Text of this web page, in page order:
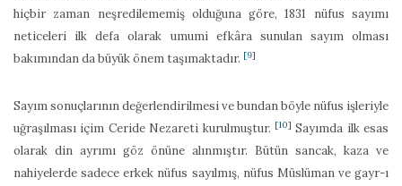
hiçbir zaman neşredilememiş olduğuna göre, 1831 nüfus sayımı
neticeleri ilk defa olarak umumi efkâra sunulan sayım olması
bakımından da büyük önem taşımaktadır. [9]
Sayım sonuçlarının değerlendirilmesi ve bundan böyle nüfus işleriyle
uğraşılması içim Ceride Nezareti kurulmuştur. [10] Sayımda ilk esas
olarak din ayrımı göz önüne alınmıştır. Bütün sancak, kaza ve
nahiyelerde sadece erkek nüfus sayılmış, nüfus Müslüman ve gayr-ı